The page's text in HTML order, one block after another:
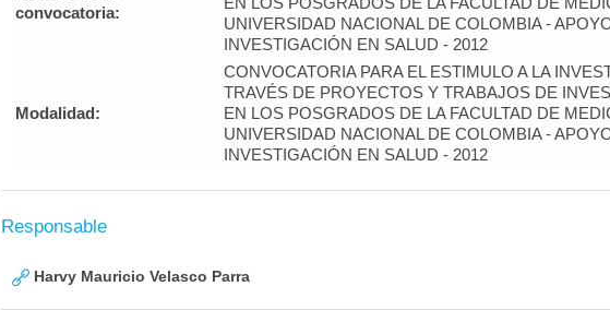
convocatoria:
UNIVERSIDAD NACIONAL DE COLOMBIA -
INVESTIGACIÓN EN SALUD - 2012
Modalidad:
CONVOCATORIA PARA EL ESTIMULO A LA
TRAVÉS DE PROYECTOS Y TRABAJOS DE
EN LOS POSGRADOS DE LA FACULTAD DE
UNIVERSIDAD NACIONAL DE COLOMBIA -
INVESTIGACIÓN EN SALUD - 2012
Responsable
Harvy Mauricio Velasco Parra